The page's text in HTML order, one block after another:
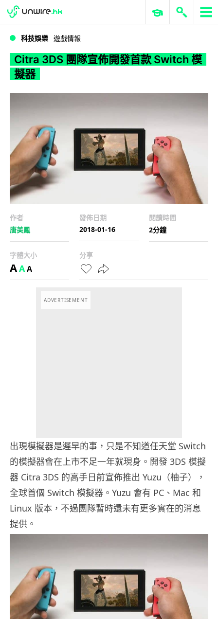
Citra 3DS 團隊宣佈開發首款 Switch 模擬器
WWDC 2026 ERP 與商業 AI
科技娛樂 遊戲情報
Citra 3DS 團隊宣佈開發首款 Switch 模
擬器
作者
唐美鳳
發佈日期
2018-01-16
閱讀時間
2分鐘
字體大小
AAA
分享
ADVERTISEMENT
出現模擬器是遲早的事，只是不知道任天堂 Switch
的模擬器會在上市不足一年就現身。開發 3DS 模擬
器 Citra 3DS 的高手日前宣佈推出 Yuzu（柚子），
全球首個 Switch 模擬器。Yuzu 會有 PC、Mac 和
Linux 版本，不過團隊暫時還未有更多實在的消息
提供。